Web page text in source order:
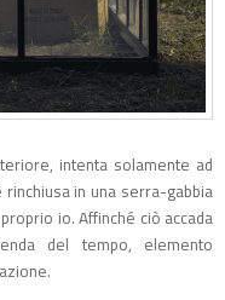
intenta solamente ad
in una serra-gabbia
io. Affinché ciò accada
del tempo, elemento